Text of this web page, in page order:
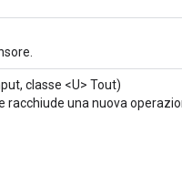
classe <U> Tout)
una nuova